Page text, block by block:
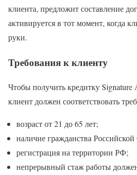
клиента, предложит составление
активируется в тот момент, когда
руки.
Требования к клиенту
Чтобы получить кредитку Signature
клиент должен соответствовать
возраст от 21 до 65 лет;
наличие гражданства
регистрация на территории РФ;
непрерывный стаж работы